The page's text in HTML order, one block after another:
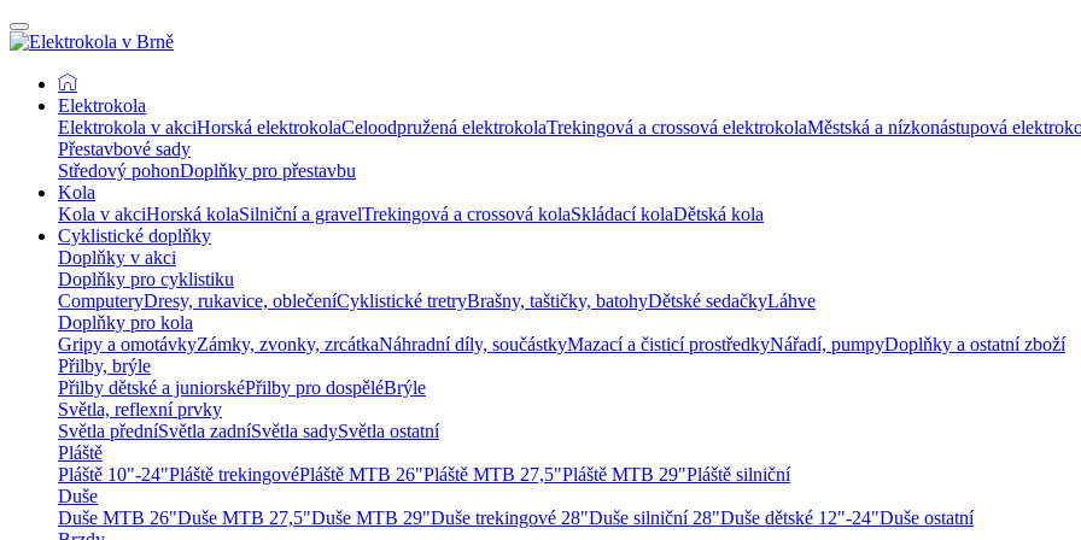
Elektrokola
Elektrokola v akciHorská elektrokolaCeloodpružená elektrokolaTrekingová a crossová elektrokolaMěstská a nízkonástupová
Přestavbové sady
Středový pohonDoplňky pro přestavbu
Kola
Kola v akciHorská kolaSilniční a gravelTrekingová a crossová kolaSkládací kolaDětská kola
Cyklistické doplňky
Doplňky v akci
Doplňky pro cyklistiku
ComputeryDresy, rukavice, oblečeníCyklistické tretryBrašny, taštičky, batohyDětské sedačkyLáhve
Doplňky pro kola
Gripy a omotávkyZámky, zvonky, zrcátkaNáhradní díly, součástkyMazací a čisticí prostředkyNářadí, pumpyDoplňky a ostatní zboží
Přilby, brýle
Přilby dětské a juniorskéPřilby pro dospěléBrýle
Světla, reflexní prvky
Světla předníSvětla zadníSvětla sadySvětla ostatní
Pláště
Pláště 10"-24"Pláště trekingovéPláště MTB 26"Pláště MTB 27,5"Pláště MTB 29"Pláště silniční
Duše
Duše MTB 26"Duše MTB 27,5"Duše MTB 29"Duše trekingové 28"Duše silniční 28"Duše dětské 12"-24"Duše ostatní